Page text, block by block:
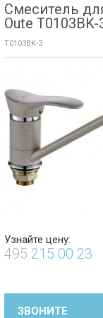
Смеситель
Oute T0103BK-
T0103BK-3
Узнайте цену:
495 215 00 23
ЗВОНИТЕ